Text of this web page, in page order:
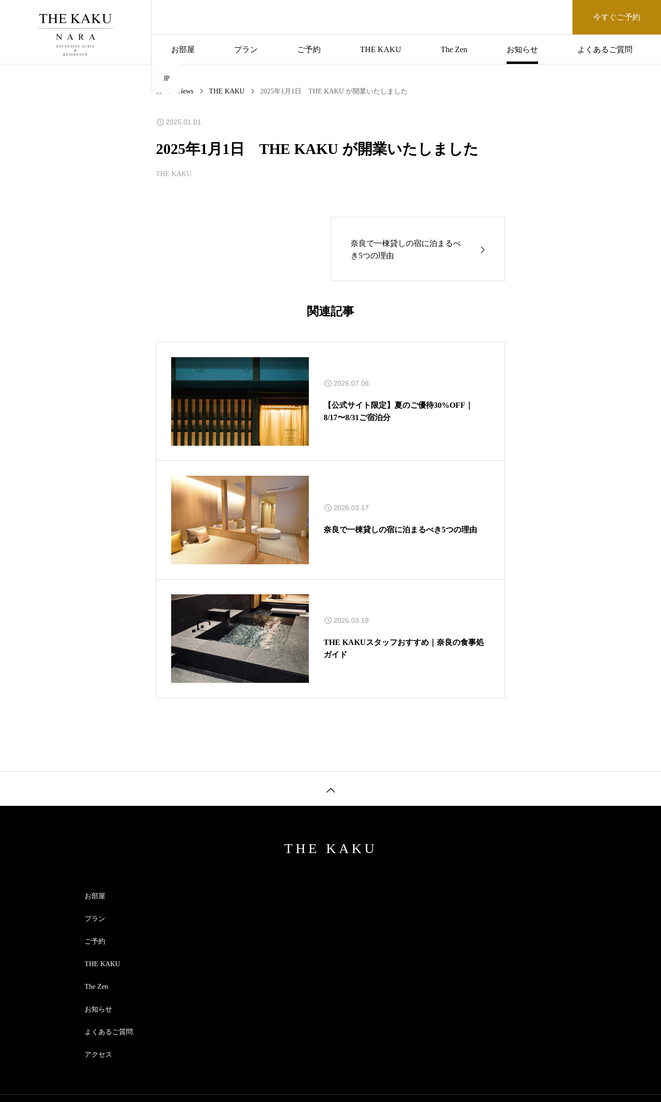
今すぐご予約
お部屋 プラン ご予約 THE KAKU The Zen お知らせ よくあるご質問
JP
News
THE KAKU 2025年1月1日 THE KAKU が開業いたしました
2025.01.01
2025年1月1日 THE KAKU が開業いたしました
THE KAKU
奈良で一棟貸しの宿に泊まるべ
き5つの理由
関連記事
2026.07.06
【公式サイト限定】夏のご優待30%OFF｜
8/17〜8/31ご宿泊分
2026.03.17
奈良で一棟貸しの宿に泊まるべき5つの理由
2026.03.18
THE KAKUスタッフおすすめ｜奈良の食事処
ガイド
THE KAKU
お部屋
プラン
ご予約
THE KAKU
The Zen
お知らせ
よくあるご質問
アクセス